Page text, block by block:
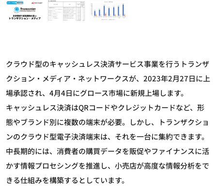
クラウド型のキャッシュレス決済サービス事業を行うトランザ
クション・メディア・ネットワークスが、2023年2月27日に上
場承認され、4月4日にグロース市場に新規上場します。
キャッシュレス決済はQRコードやクレジットカードなど、形
態やブランド別に複数の端末が必要。しかし、トランザクショ
ンのクラウド型電子決済端末は、それを一台に集約できます。
中長期的には、消費者の購買データを販促やファイナンスに活
かす情報プロセシングを推進し、小売店が高度な情報分析をで
きる仕組みを構築するとしています。